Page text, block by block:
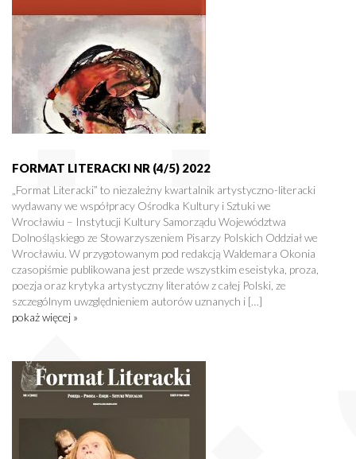
FORMAT LITERACKI NR (4/5) 2022
„Format Literacki” to niezależny kwartalnik artystyczno-literacki
wydawany we współpracy Ośrodka Kultury i Sztuki we
Wrocławiu – Instytucji Kultury Samorządu Województwa
Dolnośląskiego ze Stowarzyszeniem Pisarzy Polskich Oddział we
Wrocławiu. W przygotowanym pod redakcją Waldemara Okonia
czasopiśmie publikowana jest przede wszystkim eseistyka, proza,
poezja oraz krytyka artystyczny literatów z całej Polski, ze
szczególnym uwzględnieniem autorów uznanych i […]
pokaż więcej »